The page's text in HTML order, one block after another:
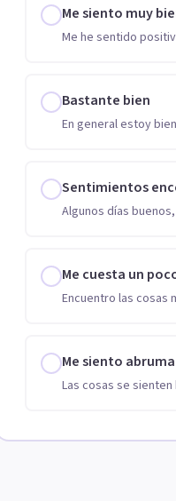
Me siento muy
Me he sentido
Bastante bien
En general estoy
Sentimientos
Algunos días
Me cuesta un
Encuentro las cosas
Me siento
Las cosas se